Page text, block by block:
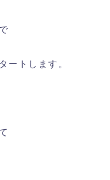
ートします。